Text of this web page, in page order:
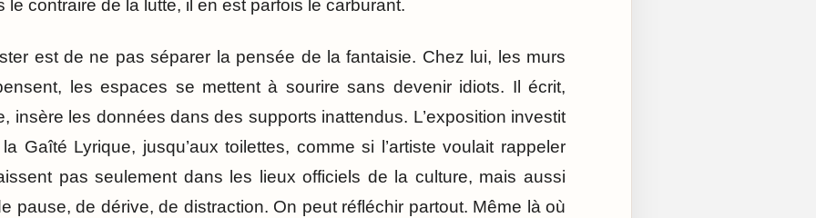
le contraire de la lutte, il en est parfois le carburant.
est de ne pas séparer la pensée de la fantaisie. Chez lui, les murs
les espaces se mettent à sourire sans devenir idiots. Il écrit,
insère les données dans des supports inattendus. L’exposition investit
Gaîté Lyrique, jusqu’aux toilettes, comme si l’artiste voulait rappeler
pas seulement dans les lieux officiels de la culture, mais aussi
pause, de dérive, de distraction. On peut réfléchir partout. Même là où